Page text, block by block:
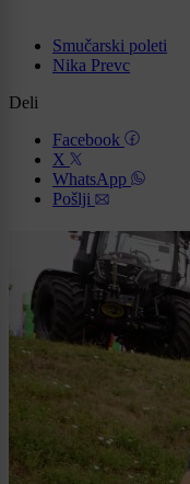
Smučarski poleti
Nika Prevc
Deli
Facebook
X
WhatsApp
Pošlji